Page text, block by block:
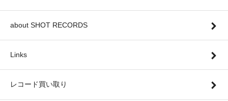
about SHOT RECORDS
Links
レコード買い取り